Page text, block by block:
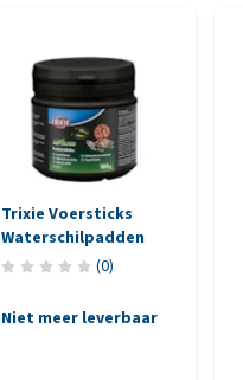
Trixie Voersticks
Waterschilpadden
(0)
Niet meer leverbaar